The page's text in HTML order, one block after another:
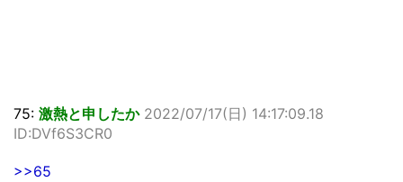
75: 激熱と申したか 2022/07/17(日) 14:17:09.18
ID:DVf6S3CR0
>>65